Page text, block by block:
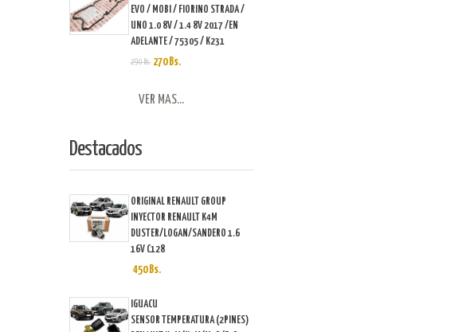
EVO / MOBI / FIORINO STRADA /
UNO 1.0 8V / 1.4 8V 2017 /EN
ADELANTE / 75305 / K231
290 Bs. 270 Bs.
VER MAS...
Destacados
ORIGINAL RENAULT GROUP
INYECTOR RENAULT K4M
DUSTER/LOGAN/SANDERO 1.6
16V C128
450 Bs.
IGUACU
SENSOR TEMPERATURA (2PINES)